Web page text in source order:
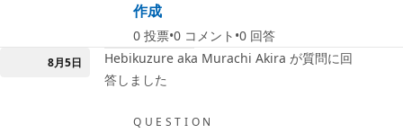
作成
0 投票 0 コメント 0 回答
8月5日
Hebikuzure aka Murachi Akira が質問に回
答しました
QUESTION